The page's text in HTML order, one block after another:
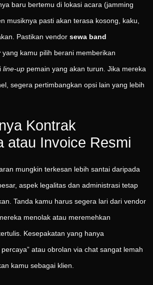
baru bertemu di lokasi acara (jamming
musiknya pasti akan terasa kosong, kaku,
Pastikan vendor sewa band
yang kamu pilih berani memberikan
line-up pemain yang akan turun. Jika mereka
segera pertimbangkan opsi lain yang lebih
Kontrak
atau Invoice Resmi
mungkin terkesan lebih santai daripada
aspek legalitas dan administrasi tetap
Tanda kamu harus segera lari dari vendor
menolak atau meremehkan
Kesepakatan yang hanya
atau obrolan via chat sangat lemah
kamu sebagai klien.